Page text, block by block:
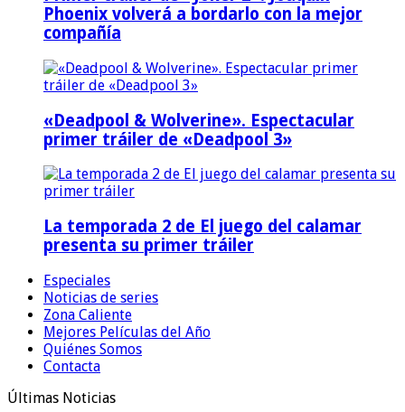
Phoenix volverá a bordarlo con la mejor
compañía
«Deadpool & Wolverine». Espectacular
primer tráiler de «Deadpool 3»
La temporada 2 de El juego del calamar
presenta su primer tráiler
Especiales
Noticias de series
Zona Caliente
Mejores Películas del Año
Quiénes Somos
Contacta
Últimas Noticias